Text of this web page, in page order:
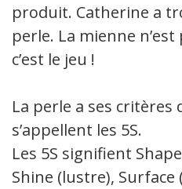
produit. Catherine a
perle. La mienne
c’est le jeu !
La perle a ses critères
s’appellent les 5S.
Les 5S signifient
Shine (lustre),